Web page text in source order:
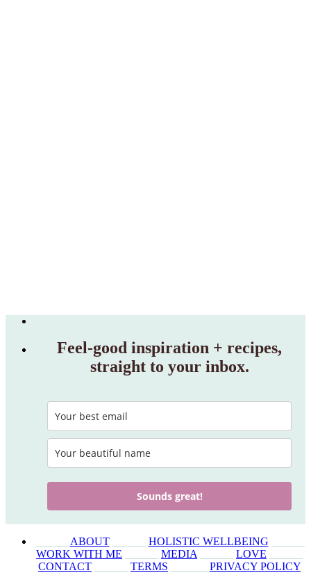
Feel‑good inspiration + recipes,
straight to your inbox.
Sounds great!
ABOUT______ HOLISTIC WELLBEING
WORK WITH ME
MEDIA LOVE
CONTACT
TERMS
PRIVACY POLICY